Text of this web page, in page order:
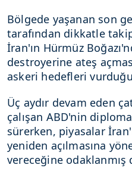
Bölgede yaşanan son
tarafından dikkatle
İran'ın Hürmüz
destroyerine ateş
askeri hedefleri
Üç aydır devam eden
çalışan ABD'nin
sürerken, piyasalar
yeniden açılmasına
vereceğine odaklanmış